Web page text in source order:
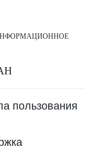
пользования